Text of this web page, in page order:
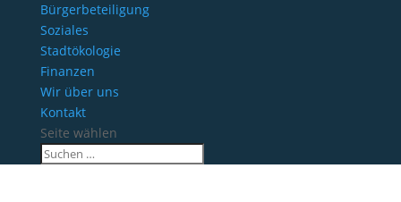
Bürgerbeteiligung
Soziales
Stadtökologie
Finanzen
Wir über uns
Kontakt
Seite wählen